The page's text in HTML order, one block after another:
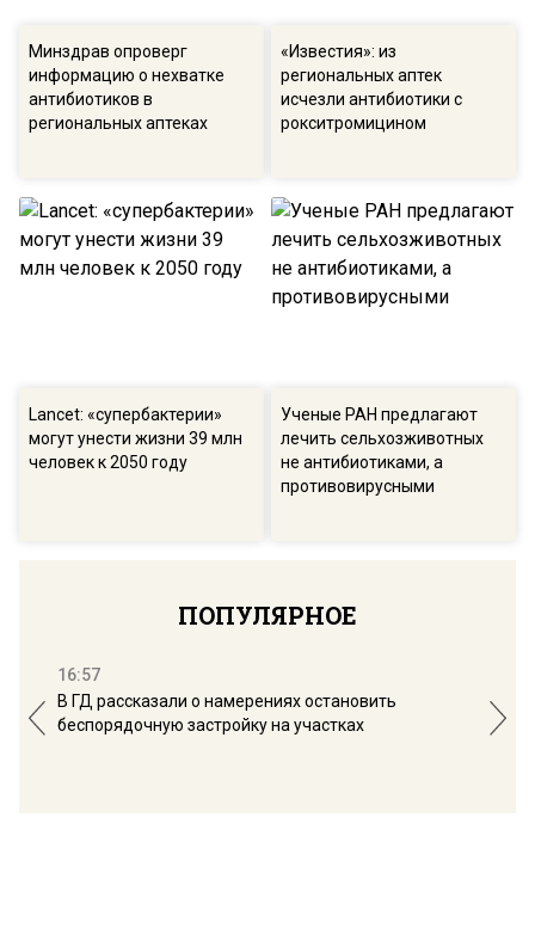
Минздрав опроверг
информацию о нехватке
антибиотиков в
региональных аптеках
«Известия»: из
региональных аптек
исчезли антибиотики с
рокситромицином
Lancet: «супербактерии»
могут унести жизни 39 млн
человек к 2050 году
Ученые РАН предлагают
лечить сельхозживотных
не антибиотиками, а
противовирусными
ПОПУЛЯРНОЕ
16:57
В ГД рассказали о намерениях остановить
беспорядочную застройку на участках